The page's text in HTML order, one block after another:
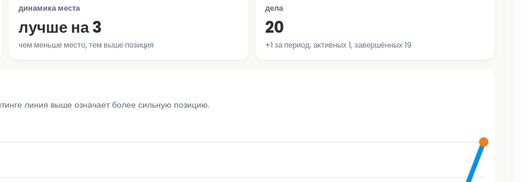
динамика места
лучше на 3
чем меньше место, тем выше позиция
дела
20
+1 за период; активных 1, завершённых 19
линия выше означает более сильную позицию.